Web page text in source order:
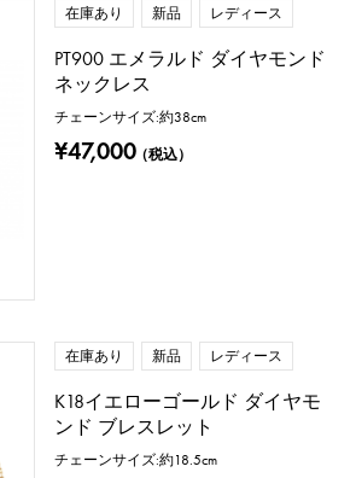
在庫あり 新品 レディース
PT900 エメラルド ダイヤモンド
ネックレス
チェーンサイズ:約38cm
¥47,000（税込）
在庫あり 新品 レディース
K18イエローゴールド ダイヤモ
ンド ブレスレット
チェーンサイズ:約18.5cm